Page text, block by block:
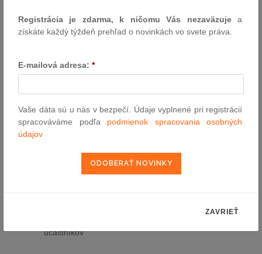
09:35 – 10:05–JUDr. Radoslava Lichnovská, PhD.
Špecifické otázky „transparentného“ odmeňovania
10:05 – 10:45
11:00 – 11:30 –
Mgr. Ida Budayová Kuklišová
Určenie výšky priemerného zárobku a osobitosti
11:30 – 11:55–prof. JUDr. Mgr. Andrea Olšovská, PhD.
Súdny prieskum jednotlivých mzdových podmienok
účastníkov
Registrácia je zdarma, k ničomu Vás nezaväzujea
získáte každý týždeň prehľad o novinkách vo svete práva.
E-mailová adresa: *
Vaše dáta sú u nás v bezpečí. Údaje vyplnené pri registrácií
spracováváme podľa podmienok spracovania osobných
údajov
ZAVRIEŤ